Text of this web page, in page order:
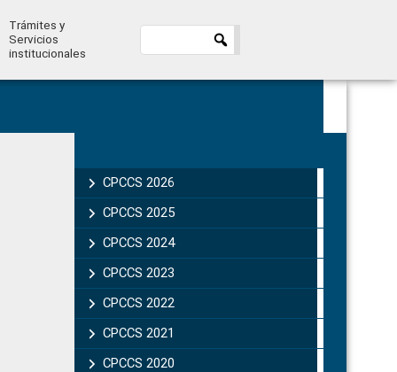
Trámites y
Servicios
institucionales
Sidebar
CPCCS 2026
CPCCS 2025
CPCCS 2024
CPCCS 2023
CPCCS 2022
CPCCS 2021
CPCCS 2020